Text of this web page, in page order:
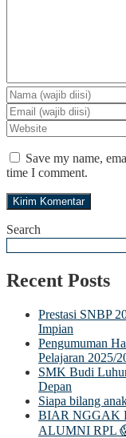
Save my name,
time I comment.
Search
Recent Posts
Prestasi SNBP
Impian
Pengumuman
Pelajaran 2025/
SMK Budi
Depan
Siapa bilang
BIAR NGGAK
ALUMNI RPL